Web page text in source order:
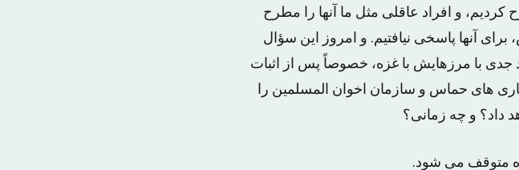
و افراد عاقلی مثل ما آنها را مطرح
آنها پاسخی نیافتیم. و امروز این سؤال
جدی با مرزهایش با غزه، خصوصاً پس از اثبات
های حماس و سازمان اخوان المسلمین را
داد؟ و چه زمانی؟
متوقف می شود.